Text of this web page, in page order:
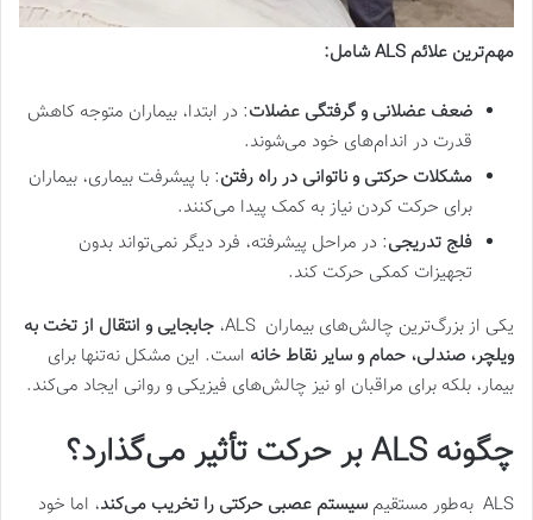
مهم‌ترین علائم شامل:
ضعف عضلانی و گرفتگی عضلات: در ابتدا، بیماران متوجه کاهش
قدرت در اندام‌های خود می‌شوند.
مشکلات حرکتی و ناتوانی در راه رفتن: با پیشرفت بیماری، بیماران
برای حرکت کردن نیاز به کمک پیدا می‌کنند.
فلج تدریجی: در مراحل پیشرفته، فرد دیگر نمی‌تواند بدون
تجهیزات کمکی حرکت کند.
یکی از بزرگ‌ترین چالش‌های بیماران ALS،
جابجایی و انتقال از تخت به
ویلچر، صندلی، حمام و سایر نقاط خانه است. این مشکل نه‌تنها برای
بیمار، بلکه برای مراقبان او نیز چالش‌های فیزیکی و روانی ایجاد می‌کند.
چگونه بر حرکت تأثیر می‌گذارد؟
ALS به‌طور مستقیم سیستم عصبی حرکتی را تخریب می‌کند، اما خود